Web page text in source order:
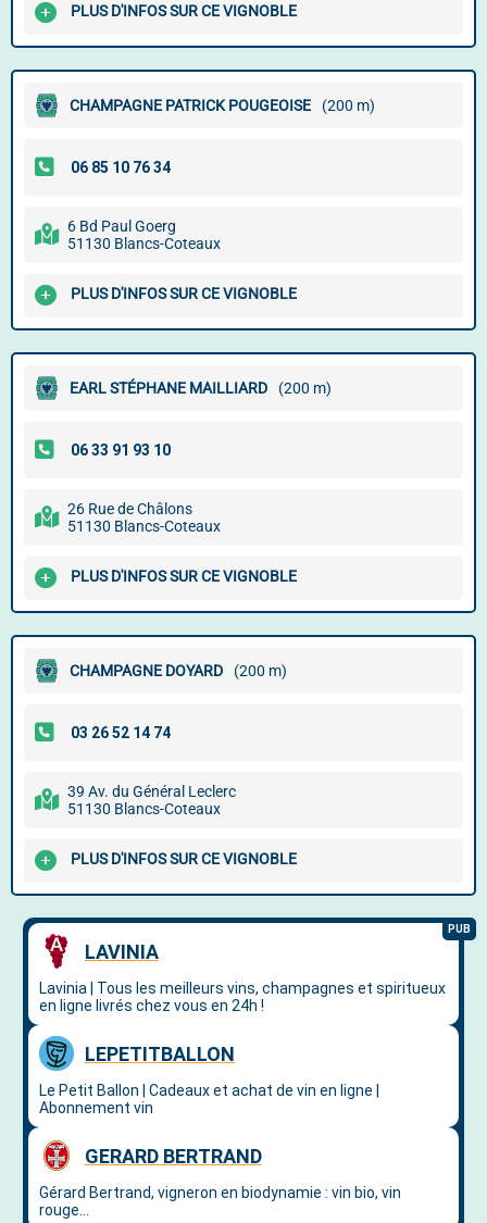
PLUS D'INFOS SUR CE VIGNOBLE
CHAMPAGNE PATRICK POUGEOISE (200 m)
6 Bd Paul Goerg
51130 Blancs-Coteaux
PLUS D'INFOS SUR CE VIGNOBLE
EARL STÉPHANE MAILLIARD (200 m)
26 Rue de Châlons
51130 Blancs-Coteaux
PLUS D'INFOS SUR CE VIGNOBLE
CHAMPAGNE DOYARD (200 m)
39 Av. du Général Leclerc
51130 Blancs-Coteaux
PLUS D'INFOS SUR CE VIGNOBLE